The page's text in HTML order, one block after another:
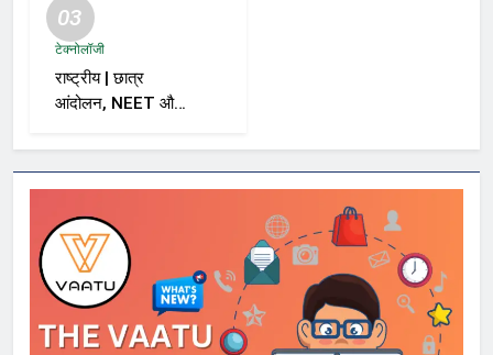
– “BJP को वोट नहीं
देंगे”
03
टेक्नोलॉजी
राष्ट्रीय | छात्र
आंदोलन, NEET और
ददलानी का व्यंग्यात्मक